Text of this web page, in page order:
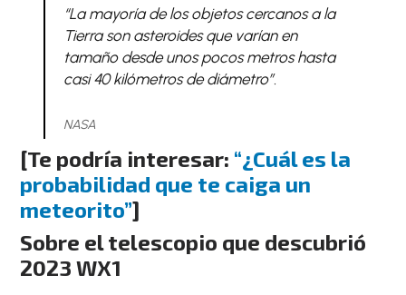
“La mayoría de los objetos cercanos a la
Tierra son asteroides que varían en
tamaño desde unos pocos metros hasta
casi 40 kilómetros de diámetro”.
NASA
[Te podría interesar: “¿Cuál es la
probabilidad que te caiga un
meteorito”]
Sobre el telescopio que descubrió
2023 WX1